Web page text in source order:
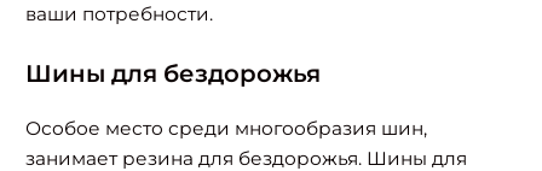
ваши потребности.
Шины для бездорожья
Особое место среди многообразия шин,
занимает резина для бездорожья. Шины для